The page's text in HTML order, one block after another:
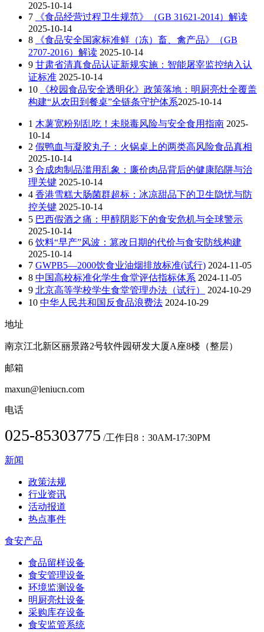
2025-10-14
7
《食品经营过程卫生规范》（GB 31621-2014）解读
2025-10-14
8
《食品安全国家标准鲜（冻）畜、禽产品》（GB
2707-2016）解读 2025-10-14
9 甘肃省清真食品认证新规实施：智能屠宰监控纳入认
证标准 2025-10-14
10
《校园食品安全透明化》政策落地：明厨亮灶全覆盖
构建“从农田到餐桌”全链条守护体系​2025-10-14
1 木薯宽粉别乱吃！未脱毒风险与安全食用指南 2025-
10-14
2 假鸭血与凝胶丸子：火锅桌上的两类高风险食品真相
2025-10-14
3 合成肉制品滥用乱象：廉价肉品背后的健康陷阱与治
理关键 2025-10-14
4 香港雪糕大肠菌群超标：冰凉甜品下的卫生隐忧与防
控关键 2025-10-14
5 巴西假酒之痛：甲醇阴影下的食安危机与全球警示
2025-10-14
6 饮料“早产”风波：篡改日期的代价与食安防线构建
2025-10-14
7 GWPB5—2000饮食业油烟排放标准(试行) 2024-11-05
8 中国高校标准化学生食堂评估指标体系 2024-11-05
9 北京高等学校学生食堂管理办法（试行）
2024-10-29
10 中华人民共和国反食品浪费法 2024-10-29
地址
南京江北新区丽景路2号软件园研发大厦A座8楼（整层）
邮箱
maxun@leniucn.com
电话
025-85303775 /工作日8：30AM-17:30PM
新闻
政策法规
行业资讯
活动报道
热点事件
食安产品
食品留样设备
食安管理设备
环境监测设备
明厨亮灶设备
采购库存设备
食安监管系统